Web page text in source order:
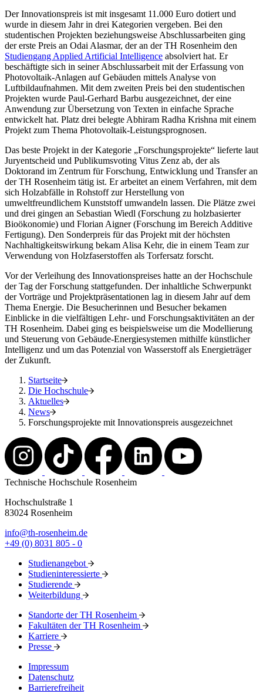
Der Innovationspreis ist mit insgesamt 11.000 Euro dotiert und
wurde in diesem Jahr in drei Kategorien vergeben. Bei den
studentischen Projekten beziehungsweise Abschlussarbeiten ging
der erste Preis an Odai Alasmar, der an der TH Rosenheim den
Studiengang Applied Artificial Intelligence absolviert hat. Er
beschäftigte sich in seiner Abschlussarbeit mit der Erfassung von
Photovoltaik-Anlagen auf Gebäuden mittels Analyse von
Luftbildaufnahmen. Mit dem zweiten Preis bei den studentischen
Projekten wurde Paul-Gerhard Barbu ausgezeichnet, der eine
Anwendung zur Übersetzung von Texten in einfache Sprache
entwickelt hat. Platz drei belegte Abhiram Radha Krishna mit einem
Projekt zum Thema Photovoltaik-Leistungsprognosen.
Das beste Projekt in der Kategorie „Forschungsprojekte“ lieferte laut
Juryentscheid und Publikumsvoting Vitus Zenz ab, der als
Doktorand im Zentrum für Forschung, Entwicklung und Transfer an
der TH Rosenheim tätig ist. Er arbeitet an einem Verfahren, mit dem
sich Holzabfälle in Rohstoff zur Herstellung von
umweltfreundlichem Kunststoff umwandeln lassen. Die Plätze zwei
und drei gingen an Sebastian Wiedl (Forschung zu holzbasierter
Bioökonomie) und Florian Aigner (Forschung im Bereich Additive
Fertigung). Den Sonderpreis für das Projekt mit der höchsten
Nachhaltigkeitswirkung bekam Alisa Kehr, die in einem Team zur
Verwendung von Holzfaserstoffen als Torfersatz forscht.
Vor der Verleihung des Innovationspreises hatte an der Hochschule
der Tag der Forschung stattgefunden. Der inhaltliche Schwerpunkt
der Vorträge und Projektpräsentationen lag in diesem Jahr auf dem
Thema Energie. Die Besucherinnen und Besucher bekamen
Einblicke in die vielfältigen Lehr- und Forschungsaktivitäten an der
TH Rosenheim. Dabei ging es beispielsweise um die Modellierung
und Steuerung von Gebäude-Energiesystemen mithilfe künstlicher
Intelligenz und um das Potenzial von Wasserstoff als Energieträger
der Zukunft.
Startseite
Die Hochschule
Aktuelles
News
Forschungsprojekte mit Innovationspreis ausgezeichnet
Technische Hochschule Rosenheim
Hochschulstraße 1
83024 Rosenheim
info@th-rosenheim.de
+49 (0) 8031 805 - 0
Studienangebot
Studieninteressierte
Studierende
Weiterbildung
Standorte der TH Rosenheim
Fakultäten der TH Rosenheim
Karriere
Presse
Impressum
Datenschutz
Barrierefreiheit